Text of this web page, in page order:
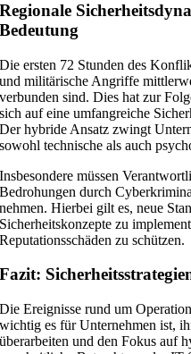
Regionale
Bedeutung
Die ersten 72 Stunden des
und militärische Angriffe
verbunden sind. Dies hat zur
sich auf eine umfangreiche
Der hybride Ansatz zwingt
sowohl technische als auch
Insbesondere müssen
Bedrohungen durch
nehmen. Hierbei gilt es, neue
Sicherheitskonzepte zu
Reputationsschäden zu schützen.
Fazit:
Die Ereignisse rund um
wichtig es für Unternehmen ist,
überarbeiten und den Fokus auf